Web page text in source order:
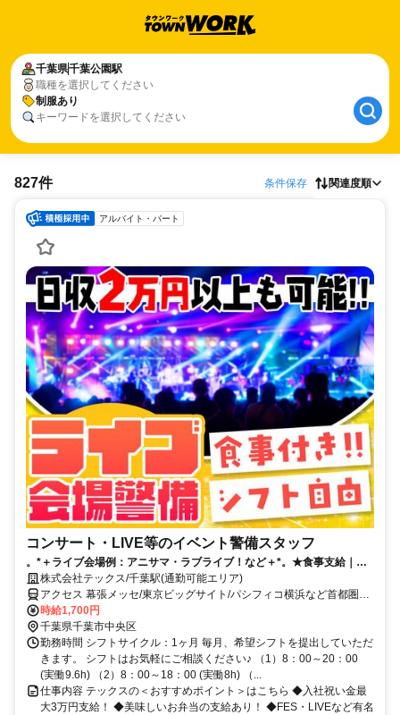
千葉県千葉公園駅
職種を選択してください
制服あり
キーワードを選択してください
827件 条件保存 関連度順
アルバイト・パート
コンサート・LIVE等のイベント警備スタッフ
。*＋ライブ会場例：アニサマ・ラブライブ！など＋*。★食事支給｜日
収2万円～も｜祝金3万円｜シフト自由★
株式会社テックス/千葉駅(通勤可能エリア)
アクセス 幕張メッセ/東京ビッグサイト/パシフィコ横浜など首都圏に
現場多数！※駅は募集エリアです
時給1,700円
千葉県千葉市中央区
勤務時間 シフトサイクル：1ヶ月 毎月、希望シフトを提出していただ
きます。 シフトはお気軽にご相談ください♪ （1）8：00～20：00
(実働9.6h) （2）8：00～18：00 (実働8h) （...
仕事内容 テックスの＜おすすめポイント＞はこちら ◆入社祝い金最
大3万円支給！ ◆美味しいお弁当の支給あり！ ◆FES・LIVEなど有名